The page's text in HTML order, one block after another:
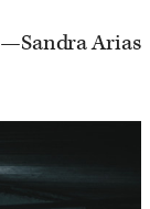
—Sandra Arias